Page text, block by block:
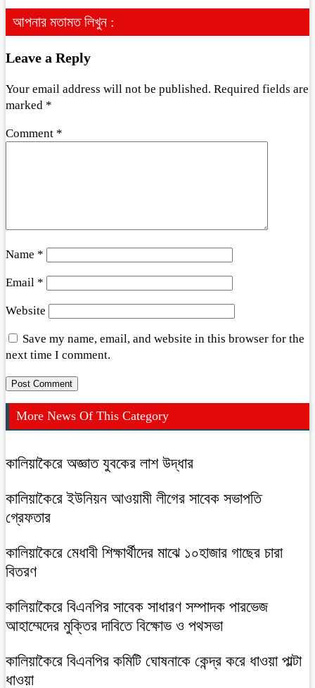
আপনার মতামত লিখুন :
Leave a Reply
Your email address will not be published. Required fields are
marked *
Comment *
Name *
Email *
Website
Save my name, email, and website in this browser for the
next time I comment.
More News Of This Category
কালিয়াকৈরে অজ্ঞাত যুবকের লাশ উদ্ধার
কালিয়াকৈরে ইউনিয়ন আওয়ামী লীগের সাবেক সভাপতি
গ্রেফতার
কালিয়াকৈরে মেধাবী শিক্ষার্থীদের মাঝে ১০হাজার গাছের চারা
বিতরণ
কালিয়াকৈরে বিএনপির সাবেক সাধারণ সম্পাদক পারভেজ
আহাম্মেদের মুক্তির দাবিতে বিক্ষোভ ও পথসভা
কালিয়াকৈরে বিএনপির কমিটি ঘোষনাকে কেন্দ্র করে ধাওয়া পাল্টা
ধাওয়া